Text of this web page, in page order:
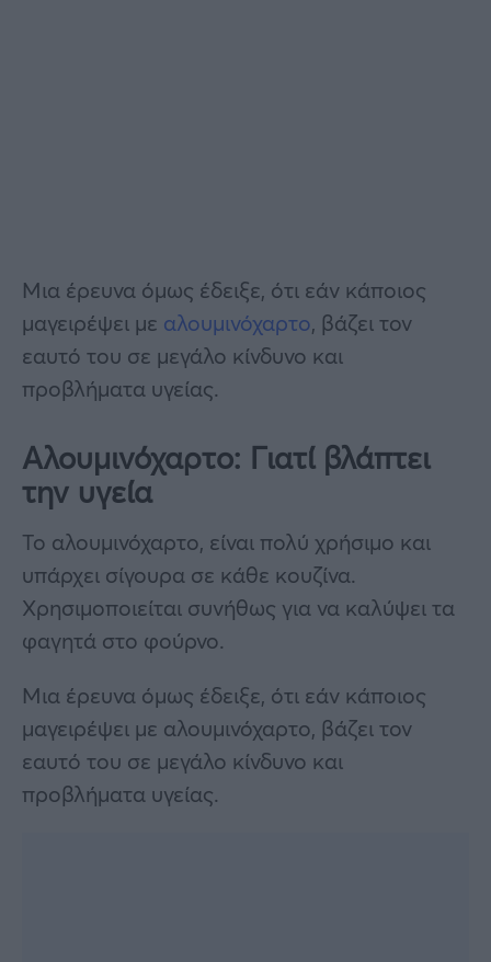
Μια έρευνα όμως έδειξε, ότι εάν κάποιος
μαγειρέψει με αλουμινόχαρτο, βάζει τον
εαυτό του σε μεγάλο κίνδυνο και
προβλήματα υγείας.
Αλουμινόχαρτο: Γιατί βλάπτει
την υγεία
Το αλουμινόχαρτο, είναι πολύ χρήσιμο και
υπάρχει σίγουρα σε κάθε κουζίνα.
Χρησιμοποιείται συνήθως για να καλύψει τα
φαγητά στο φούρνο.
Μια έρευνα όμως έδειξε, ότι εάν κάποιος
μαγειρέψει με αλουμινόχαρτο, βάζει τον
εαυτό του σε μεγάλο κίνδυνο και
προβλήματα υγείας.